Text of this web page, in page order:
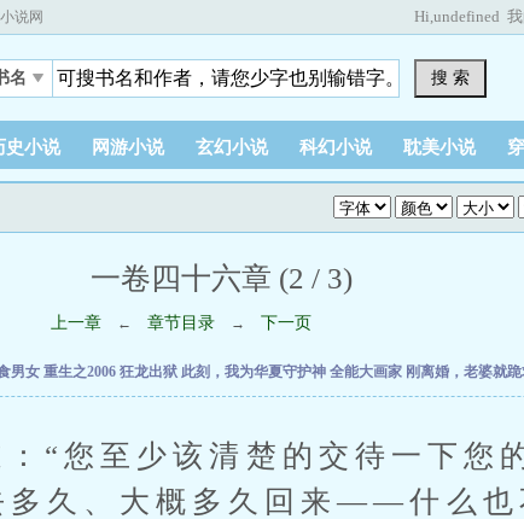
说网 Hi,undefined
名 搜 索
史小说 网游小说 玄幻小说 科幻小说 耽美小说
一卷四十六章 (2 / 3)
上一章 ← 章节目录 → 下一页
男女 重生之2006 狂龙出狱 此刻，我为华夏守护神 全能大画家 刚离婚，老婆就
至少该清楚的交待一下您的
多久、大概多久回来——什么也